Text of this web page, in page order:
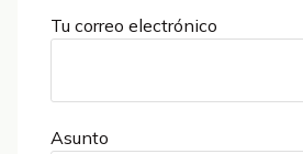
Tu correo electrónico
Asunto